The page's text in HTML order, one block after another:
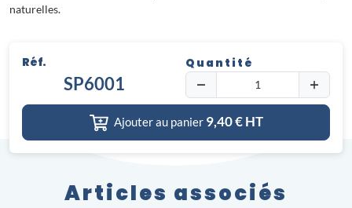
naturelles.
Réf.
SP6001
Quantité
Ajouter au panier 9,40€ HT
Articles associés